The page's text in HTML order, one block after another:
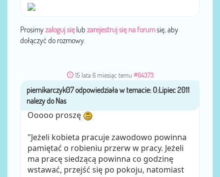
Prosimyzaloguj sięlub zarejestruj się na forumsię, aby
dołączyć do rozmowy.
15 lata 6 miesiąc temu #64373
przezpiernikarczyk07
Ooooo proszę
"Jeżeli kobieta pracuje zawodowo powinna
pamiętać o robieniu przerw w pracy. Jeżeli
ma pracę siedzącą powinna co godzinę
wstawać, przejść się po pokoju, natomiast